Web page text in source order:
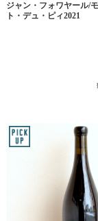
ジャン・フォワヤール/
ト・デュ・ピィ2021